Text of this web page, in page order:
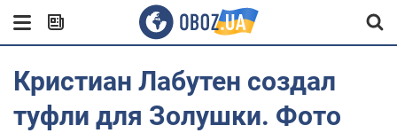
Кристиан Лабутен создал
туфли для Золушки. Фото